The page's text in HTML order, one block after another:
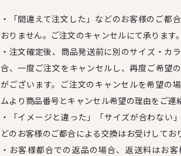
・「間違えて注文した」などのお客様のご都
おりません。ご注文のキャンセルにて承ります。
・注文確定後、商品発送前に別のサイズ・カ
合、一度ご注文をキャンセルし、再度ご希望
がございます。ご注文のキャンセルを希望の
ムより商品番号とキャンセル希望の理由をご連
・「イメージと違った」「サイズが合わない
どのお客様のご都合による交換はお受けしてお
・お客様都合での返品の場合、返送料はお